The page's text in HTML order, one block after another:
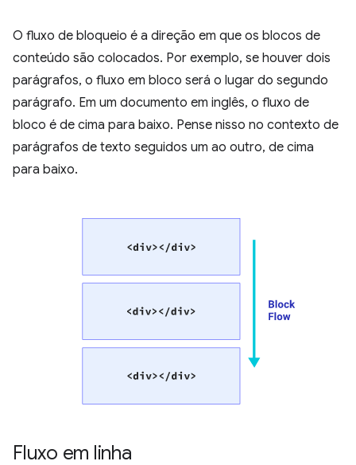
O fluxo de bloqueio é a direção em que os blocos de
conteúdo são colocados. Por exemplo, se houver dois
parágrafos, o fluxo em bloco será o lugar do segundo
parágrafo. Em um documento em inglês, o fluxo de
bloco é de cima para baixo. Pense nisso no contexto de
parágrafos de texto seguidos um ao outro, de cima
para baixo.
Fluxo em linha